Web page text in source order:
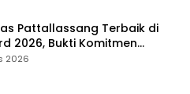
Pattallassang Terbaik di
2026, Bukti Komitmen
Kesehatan Berkualitas
2026